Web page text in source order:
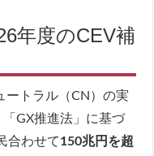
年度のCEV補
ートラル（CN）の実
GX推進法」に基づ
合わせて150兆円を超